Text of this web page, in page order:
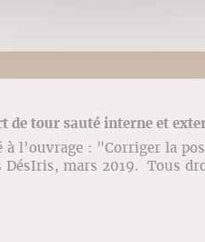
de tour sauté interne et
à l’ouvrage : "Corriger la
DésIris, mars 2019. Tous